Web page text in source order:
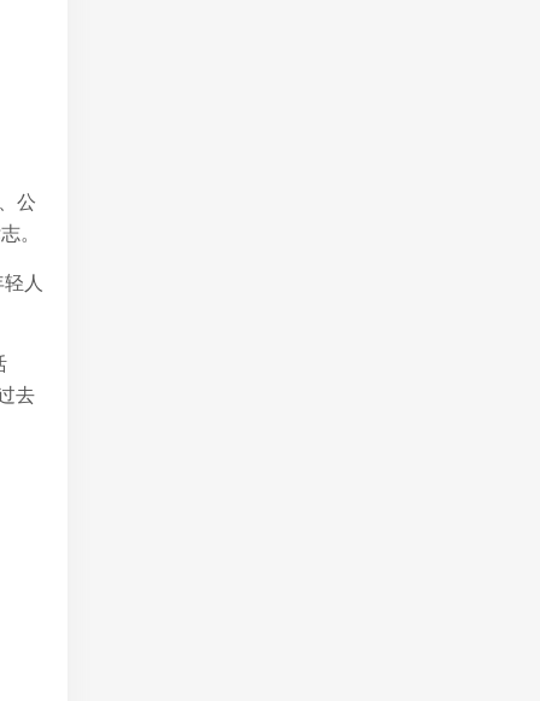
公
。
人
去